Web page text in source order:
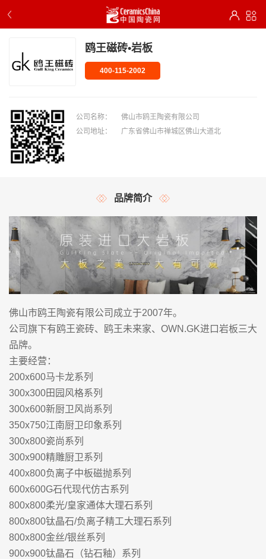
鸥王磁砖•岩板
400-115-2002
公司名称：
佛山市鸥王陶瓷有限公司
公司地址：
广东省佛山市禅城区佛山大道北
品牌简介
佛山市鸥王陶瓷有限公司成立于2007年。
公司旗下有鸥王瓷砖、鸥王未来家、OWN.GK进口岩板三大
品牌。
主要经营：
200x600马卡龙系列
300x300田园风格系列
300x600新厨卫风尚系列
350x750江南厨卫印象系列
300x800瓷尚系列
300x900精雕厨卫系列
400x800负离子中板磁抛系列
600x600G石代现代仿古系列
800x800柔光/皇家通体大理石系列
800x800钛晶石/负离子精工大理石系列
800x800金丝/银丝系列
900x900钛晶石（钻石釉）系列